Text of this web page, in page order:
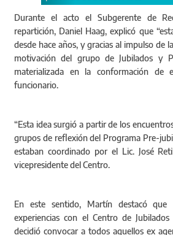
Durante el acto el Subgerente de
repartición, Daniel Haag, explicó que
desde hace años, y gracias al impulso de
motivación del grupo de Jubilados y
materializada en la conformación de
funcionario.
“Esta idea surgió a partir de los
grupos de reflexión del Programa Pre-
estaban coordinado por el Lic. José
vicepresidente del Centro.
En este sentido, Martín destacó que
experiencias con el Centro de
decidió convocar a todos aquellos ex